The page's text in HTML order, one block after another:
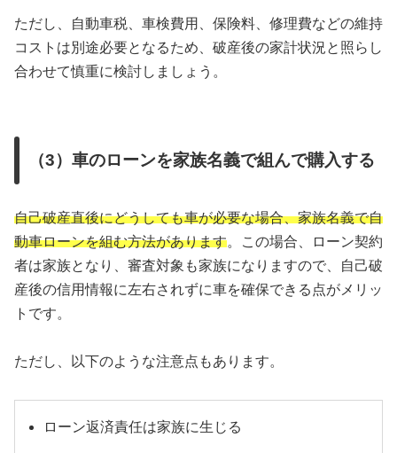
ただし、自動車税、車検費用、保険料、修理費などの維持
コストは別途必要となるため、破産後の家計状況と照らし
合わせて慎重に検討しましょう。
（3）車のローンを家族名義で組んで購入する
自己破産直後にどうしても車が必要な場合、家族名義で自
動車ローンを組む方法があります。この場合、ローン契約
者は家族となり、審査対象も家族になりますので、自己破
産後の信用情報に左右されずに車を確保できる点がメリッ
トです。
ただし、以下のような注意点もあります。
ローン返済責任は家族に生じる